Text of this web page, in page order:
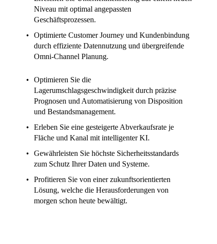
Niveau mit optimal angepassten
Geschäftsprozessen.
Optimierte Customer Journey und Kundenbindung
durch effiziente Datennutzung und übergreifende
Omni-Channel Planung.
Optimieren Sie die
Lagerumschlagsgeschwindigkeit durch präzise
Prognosen und Automatisierung von Disposition
und Bestandsmanagement.
Erleben Sie eine gesteigerte Abverkaufsrate je
Fläche und Kanal mit intelligenter KI.
Gewährleisten Sie höchste Sicherheitsstandards
zum Schutz Ihrer Daten und Systeme.
Profitieren Sie von einerzukunftsorientierten
Lösung, welche die Herausforderungen von
morgen schon heute bewältigt.